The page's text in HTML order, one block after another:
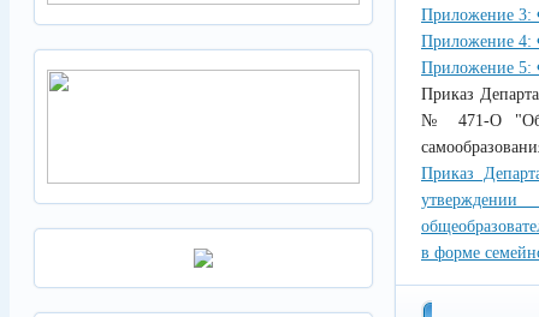
Приложение 3:
Приложение 4:
Приложение 5:
Приказ
№ 471-О "Об
Приказ
в форме